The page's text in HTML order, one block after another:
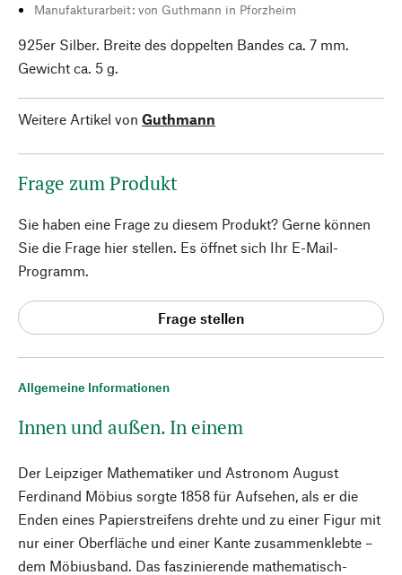
Allgemeine Informationen
Innen und außen. In einem
Der Leipziger Mathematiker und Astronom August
Ferdinand Möbius sorgte 1858 für Aufsehen, als er die
Enden eines Papierstreifens drehte und zu einer Figur mit
nur einer Oberfläche und einer Kante zusammenklebte –
dem Möbiusband. Das faszinierende mathematisch-
Manufakturarbeit: von Guthmann in Pforzheim
925er Silber. Breite des doppelten Bandes ca. 7 mm.
Gewicht ca. 5 g.
Weitere Artikel von Guthmann
Frage zum Produkt
Sie haben eine Frage zu diesem Produkt? Gerne können
Sie die Frage hier stellen. Es öffnet sich Ihr E-Mail-
Programm.
Frage stellen